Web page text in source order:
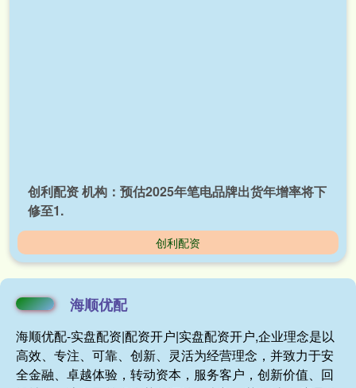
创利配资 机构：预估2025年笔电品牌出货年增率将下
修至1.
创利配资
海顺优配
海顺优配-实盘配资|配资开户|实盘配资开户,企业理念是以
高效、专注、可靠、创新、灵活为经营理念，并致力于安
全金融、卓越体验，转动资本，服务客户，创新价值、回